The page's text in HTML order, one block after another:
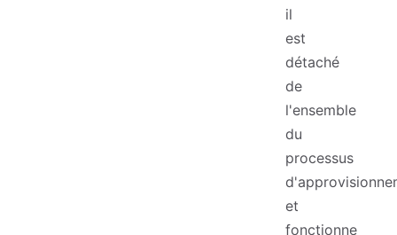
il
est
détaché
de
l'ensemble
du
processus
et
fonctionne